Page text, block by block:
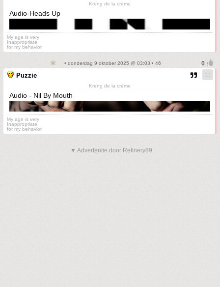
Kreng de la crème
Audio-Heads Up
My age is very
Inappropriate
for my behavior
• donderdag 9 oktober 2025 @ 03:03 • 46
Puzzie
Kreng de la crème
Audio - Nil By Mouth
My age is very
Inappropriate
for my behavior
▼ Advertentie door Refinery89